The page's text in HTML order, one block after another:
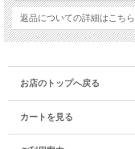
返品についての詳細はこちら
お店のトップへ戻る
カートを見る